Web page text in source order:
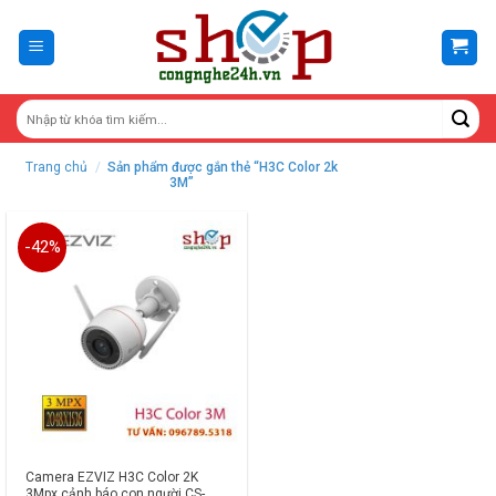
content
Trang chủ / Sản phẩm được gắn thẻ “H3C Color 2k
3M”
-42%
Camera EZVIZ H3C Color 2K